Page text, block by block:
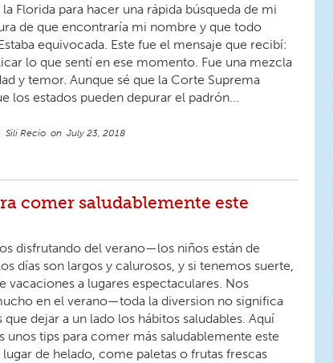
Florida para hacer una rápida búsqueda de mi
de que encontraría mi nombre y que todo
equivocada. Este fue el mensaje que recibí:
lo que sentí en ese momento. Fue una mezcla
y temor. Aunque sé que la Corte Suprema
los estados pueden depurar el padrón...
Sili Recio July 23, 2018
comer saludablemente este
disfrutando del verano—los niños están de
días son largos y calurosos, y si tenemos suerte,
vacaciones a lugares espectaculares. Nos
en el verano—toda la diversion no significa
dejar a un lado los hábitos saludables. Aquí
unos tips para comer más saludablemente este
lugar de helado, come paletas o frutas frescas